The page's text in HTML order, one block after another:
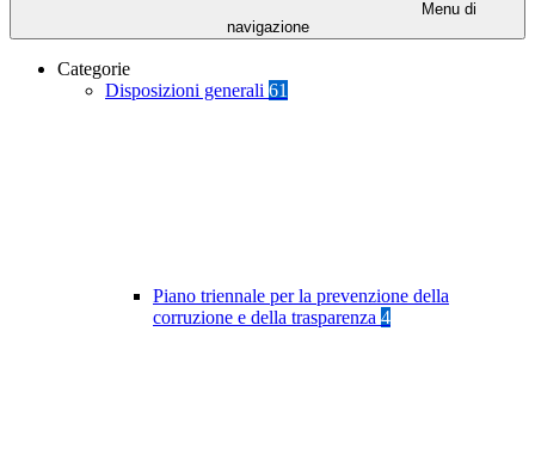
Menu di
navigazione
Categorie
Disposizioni generali 61
Piano triennale per la prevenzione della
corruzione e della trasparenza 4